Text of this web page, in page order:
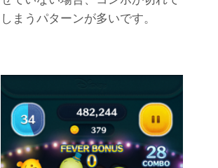
しまうパターンが多いです。